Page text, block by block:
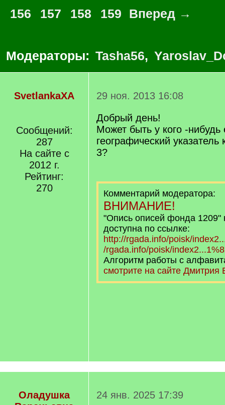
156
157 158 159 Вперед →
Модераторы: Tasha56,
SvetlankaXA
Сообщений:
287
На сайте с
2012 г.
Рейтинг:
270
29 ноя. 2013 16:08
Добрый день!
Может быть у кого -нибудь
географический
3?
Комментарий модератора:
ВНИМАНИЕ!
"Опись описей фонда 1209"
доступна по ссылке:
http://rgada.info/poisk/
/rgada.info/poisk/
Алгоритм работы с
смотрите на сайте Дмитрия
Оладушка
24 янв. 2025 17:39